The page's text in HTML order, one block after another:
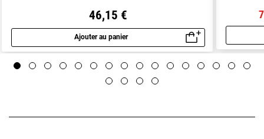
46,15 €
Ajouter au panier
Aperçu rapide